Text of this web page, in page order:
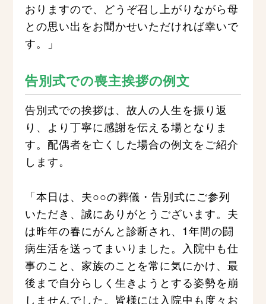
おりますので、どうぞ召し上がりながら母
との思い出をお聞かせいただければ幸いで
す。」
告別式での喪主挨拶の例文
告別式での挨拶は、故人の人生を振り返
り、より丁寧に感謝を伝える場となりま
す。配偶者を亡くした場合の例文をご紹介
します。
「本日は、夫○○の葬儀・告別式にご参列
いただき、誠にありがとうございます。夫
は昨年の春にがんと診断され、1年間の闘
病生活を送ってまいりました。入院中も仕
事のこと、家族のことを常に気にかけ、最
後まで自分らしく生きようとする姿勢を崩
しませんでした。皆様には入院中も度々お